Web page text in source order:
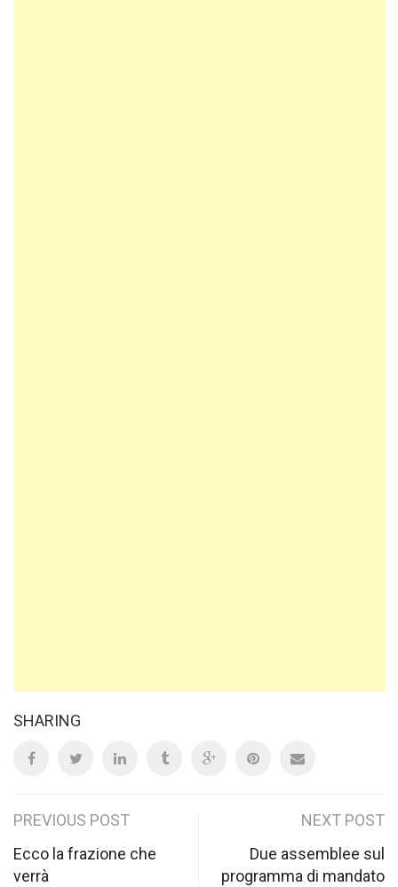
SHARING
Post
navigation
PREVIOUS POST
Ecco la frazione che
verrà
NEXT POST
Due assemblee sul
programma di mandato